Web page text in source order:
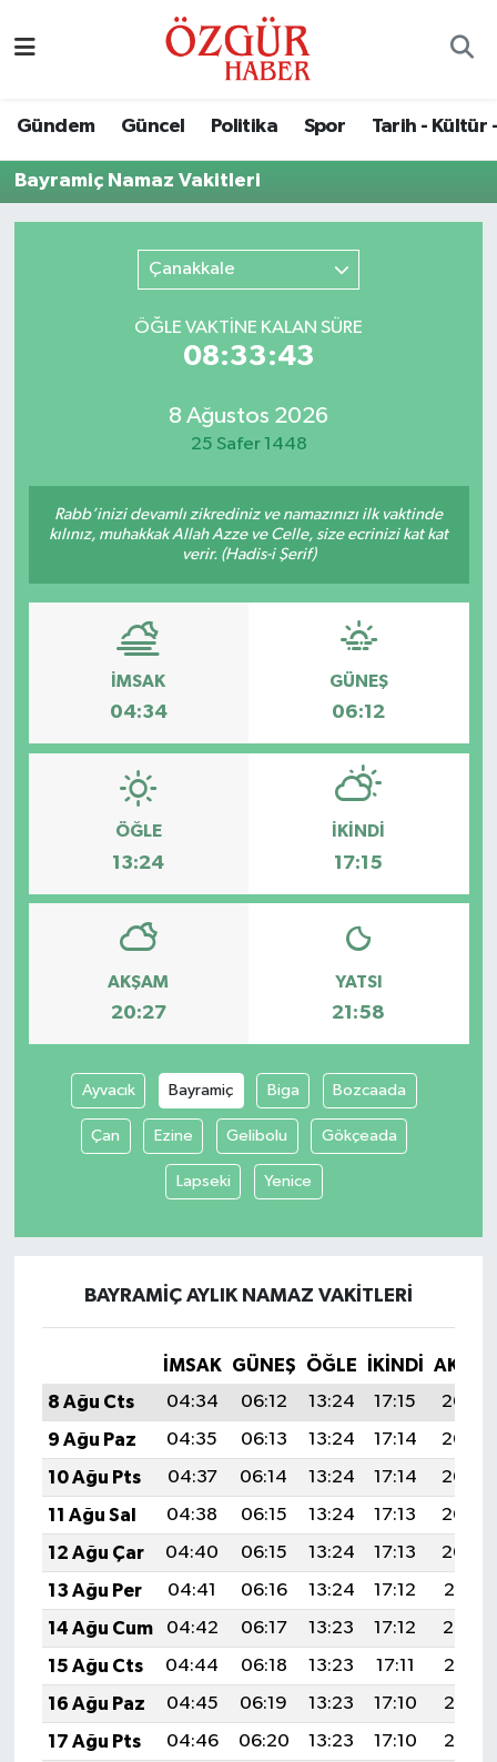
Gündem Güncel Politika Spor Tarih - Kültür
Bayramiç Namaz Vakitleri
Çanakkale
ÖĞLE VAKTİNE KALAN SÜRE
08:33:43
8 Ağustos 2026
25 Safer 1448
Rabb’inizi devamlı zikrediniz ve namazınızı ilk vaktinde
kılınız, muhakkak Allah Azze ve Celle, size ecrinizi kat kat
verir. (Hadis-i Şerif)
İMSAK
04:34
GÜNEŞ
06:12
ÖĞLE
13:24
İKINDI
17:15
AKŞAM
20:27
YATSI
21:58
Ayvacık Bayramiç Biga Bozcaada
Çan Ezine Gelibolu Gökçeada
Lapseki Yenice
BAYRAMIÇ AYLIK NAMAZ VAKITLERI
İMSAK GÜNEŞ ÖĞLE İKINDI
8 Ağu Cts
04:34 06:12 13:24 17:15
20:27
9 Ağu Paz
04:35 06:13 13:24 17:14
20:26
10 Ağu Pts
04:37 06:14 13:24 17:14
20:25
11 Ağu Sal
04:38 06:15 13:24 17:13
20:23
12 Ağu Çar
04:40 06:15 13:24 17:13
20:22
13 Ağu Per
04:41 06:16 13:24 17:12
20:21
14 Ağu Cum
04:42 06:17 13:23 17:12
20:19
15 Ağu Cts
04:44 06:18 13:23 17:11
20:18
16 Ağu Paz
04:45 06:19 13:23 17:10
20:17
17 Ağu Pts
04:46 06:20 13:23 17:10
20:15
Ekonomi
Sağlık
Tarih - Kültür - Sanat - Turizm
Yaşam
Nöbetçi Eczaneler
Trafik Durumu
Tüm Manşetler
Son Dakika Haberleri